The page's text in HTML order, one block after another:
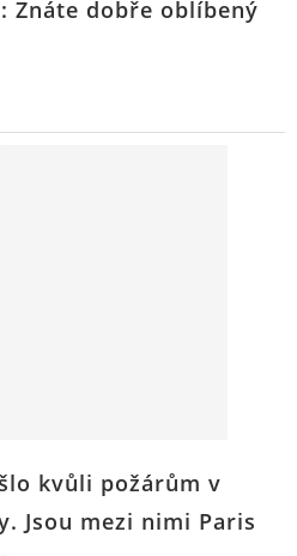
Znáte dobře oblíbený
kvůli požárům v
Jsou mezi nimi Paris